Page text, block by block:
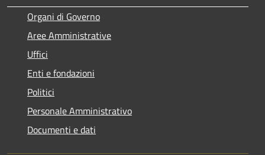
Organi di Governo
Aree Amministrative
Uffici
Enti e fondazioni
Politici
Personale Amministrativo
Documenti e dati